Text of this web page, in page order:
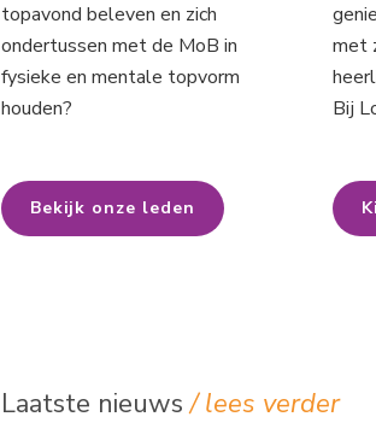
topavond beleven en zich
ondertussen met de MoB in
fysieke en mentale topvorm
houden?
Bekijk onze leden
met
Bij
Laatste nieuws/ lees verder